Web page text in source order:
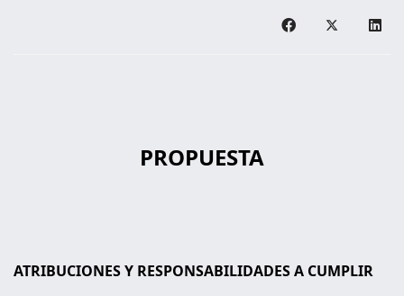
PROPUESTA
ATRIBUCIONES Y RESPONSABILIDADES A CUMPLIR